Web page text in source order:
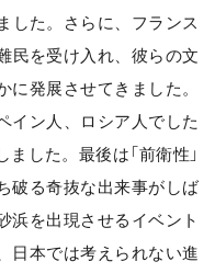
した。さらに、フランス
民を受け入れ、彼らの文
発展させてきました。
イン人、ロシア人でした
した。最後は「前衛性」
破る奇抜な出来事がしば
浜を出現させるイベント
日本では考えられない進